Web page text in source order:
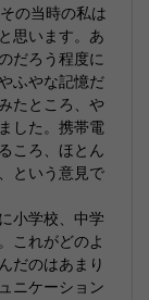
の当時の私は
思います。あ
だろう程度に
ふやな記憶だ
たところ、や
した。携帯電
ころ、ほとん
という意見で
小学校、中学
これがどのよ
だのはあまり
ニケーション